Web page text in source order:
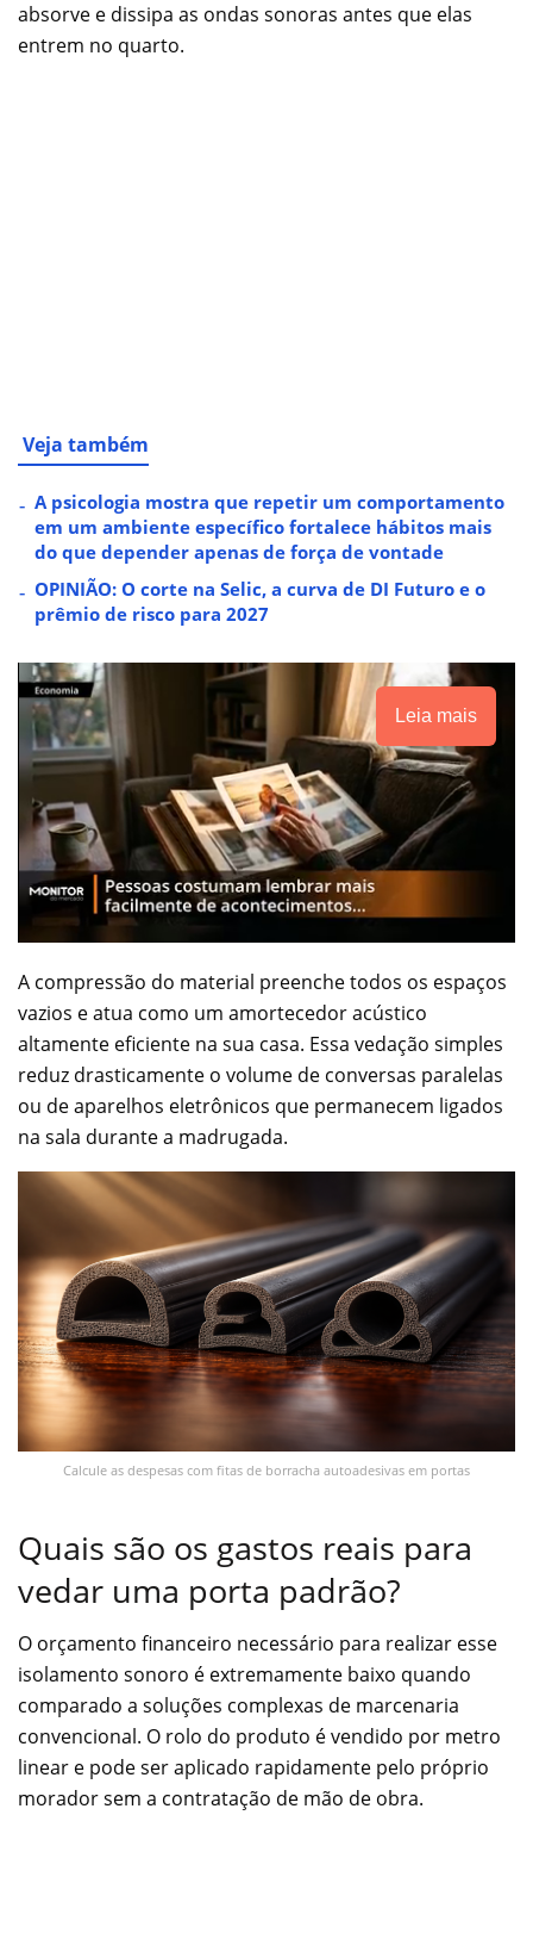
absorve e dissipa as ondas sonoras antes que elas
entrem no quarto.
Veja também
A psicologia mostra que repetir um comportamento
em um ambiente específico fortalece hábitos mais
do que depender apenas de força de vontade
OPINIÃO: O corte na Selic, a curva de DI Futuro e o
prêmio de risco para 2027
Leia mais
A compressão do material preenche todos os espaços
vazios e atua como um amortecedor acústico
altamente eficiente na sua casa. Essa vedação simples
reduz drasticamente o volume de conversas paralelas
ou de aparelhos eletrônicos que permanecem ligados
na sala durante a madrugada.
Calcule as despesas com fitas de borracha autoadesivas em portas
Quais são os gastos reais para
vedar uma porta padrão?
O orçamento financeiro necessário para realizar esse
isolamento sonoro é extremamente baixo quando
comparado a soluções complexas de marcenaria
convencional. O rolo do produto é vendido por metro
linear e pode ser aplicado rapidamente pelo próprio
morador sem a contratação de mão de obra.